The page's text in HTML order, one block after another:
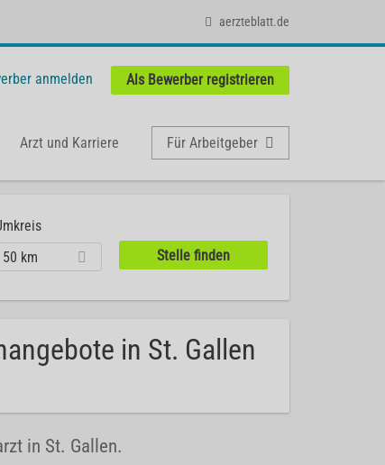
aerzteblatt.de
anmelden Als Bewerber registrieren
Arzt und Karriere Für Arbeitgeber
50 km
in St. Gallen
in St. Gallen.